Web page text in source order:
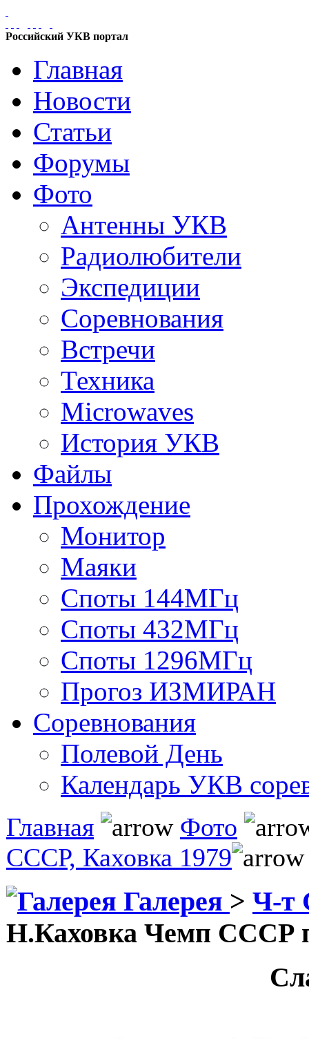
Российский УКВ портал
Главная
Новости
Статьи
Форумы
Фото
Антенны УКВ
Радиолюбители
Экспедиции
Соревнования
Встречи
Техника
Microwaves
История УКВ
Файлы
Прохождение
Монитор
Маяки
Споты 144МГц
Споты 432МГц
Споты 1296МГц
Прогоз ИЗМИРАН
Соревнования
Полевой День
Календарь УКВ
Главная
Фото
СССР, Каховка 1979
Галерея > Ч-т
Н.Каховка Чемп СССР